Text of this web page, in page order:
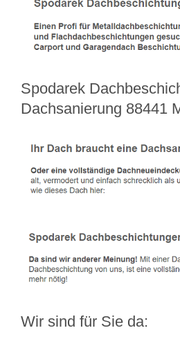
Spodarek
Dachsanierung 88441
Wir sind für Sie da: